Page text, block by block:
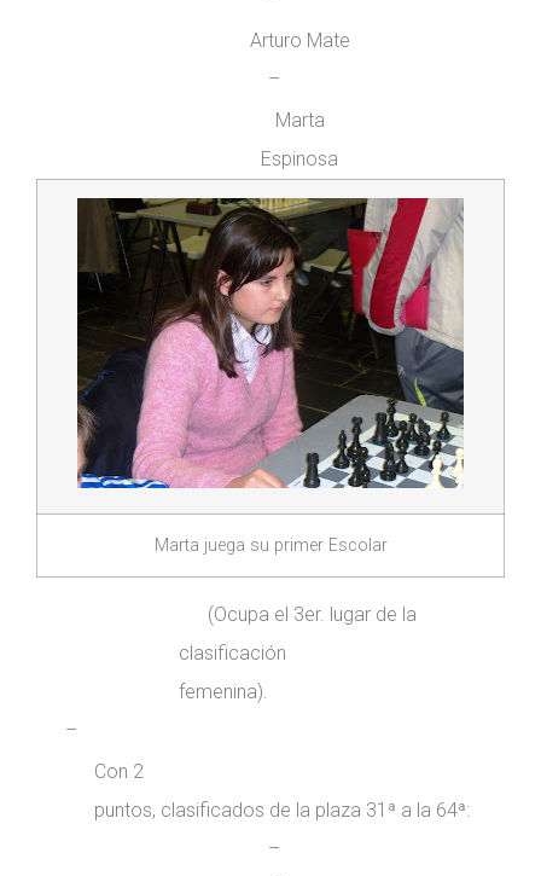
Arturo Mate
–
Marta
Espinosa
Marta juega su primer Escolar
(Ocupa el 3er. lugar de la
clasificación
femenina).
–
Con 2
puntos, clasificados de la plaza 31ª a la 64ª:
–